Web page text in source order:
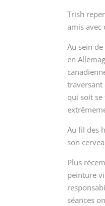
Trish
amis avec
Au sein
en
traversant
qui soit se
Au fil des
son
Plus
peinture
séances